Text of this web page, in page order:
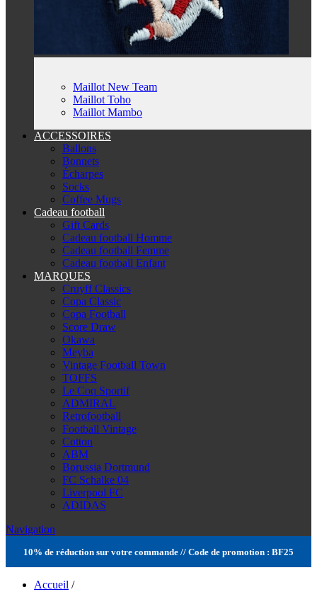
Maillot New Team
Maillot Toho
Maillot Mambo
ACCESSOIRES
Ballons
Bonnets
Écharpes
Socks
Coffee Mugs
Cadeau football
Gift Cards
Cadeau football Homme
Cadeau football Femme
Cadeau football Enfant
MARQUES
Cruyff Classics
Copa Classic
Copa Football
Score Draw
Okawa
Meyba
Vintage Football Town
TOFFS
Le Coq Sportif
ADMIRAL
Retrofootball
Football Vintage
Cotton
ABM
Borussia Dortmund
FC Schalke 04
Liverpool FC
ADIDAS
Navigation
10% de réduction sur votre commande // Code de promotion : BF25
Accueil /